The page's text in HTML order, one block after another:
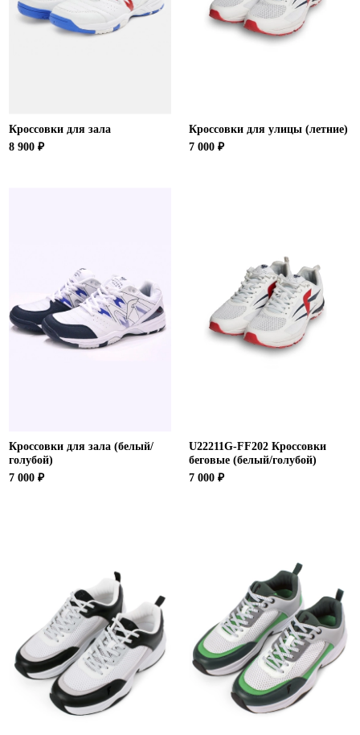
Кроссовки для зала
8 900 ₽
Кроссовки для улицы (летние)
7 000 ₽
Кроссовки для зала (белый/
голубой)
7 000 ₽
U22211G-FF202 Кроссовки
беговые (белый/голубой)
7 000 ₽